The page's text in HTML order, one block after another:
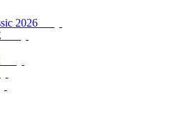
2026